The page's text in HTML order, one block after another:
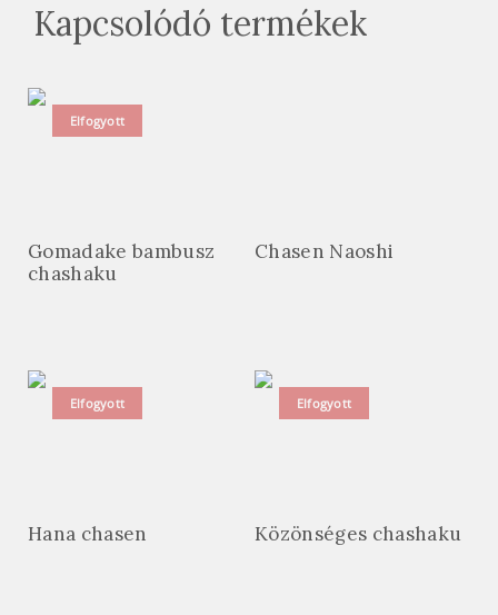
Kapcsolódó termékek
Elfogyott
Gomadake bambusz
chashaku
Chasen Naoshi
Elfogyott
Hana chasen
Elfogyott
Közönséges chashaku